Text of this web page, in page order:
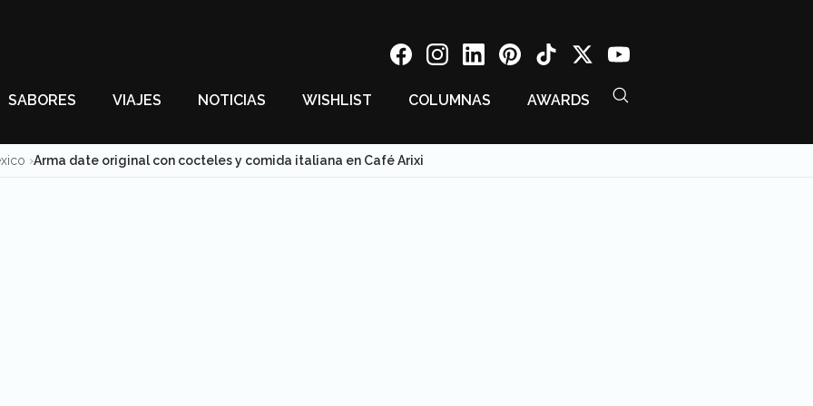
SABORES VIAJES NOTICIAS WISHLIST COLUMNAS AWARDS
Arma date original con cocteles y comida italiana en Café Arixi